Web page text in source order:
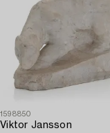
1598850
Viktor Jansson